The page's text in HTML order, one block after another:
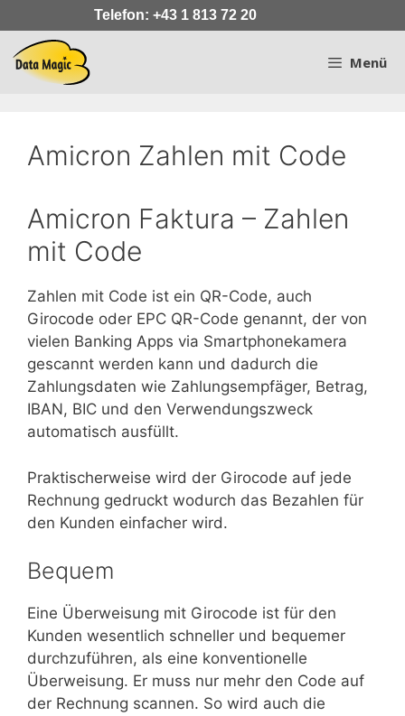
Inhalt
springen
Telefon: +43 1 813 72 20
Menü
Amicron Zahlen mit Code
Amicron Faktura – Zahlen
mit Code
Zahlen mit Code ist ein QR-Code, auch
Girocode oder EPC QR-Code genannt, der von
vielen Banking Apps via Smartphonekamera
gescannt werden kann und dadurch die
Zahlungsdaten wie Zahlungsempfäger, Betrag,
IBAN, BIC und den Verwendungszweck
automatisch ausfüllt.
Praktischerweise wird der Girocode auf jede
Rechnung gedruckt wodurch das Bezahlen für
den Kunden einfacher wird.
Bequem
Eine Überweisung mit Girocode ist für den
Kunden wesentlich schneller und bequemer
durchzuführen, als eine konventionelle
Überweisung. Er muss nur mehr den Code auf
der Rechnung scannen. So wird auch die